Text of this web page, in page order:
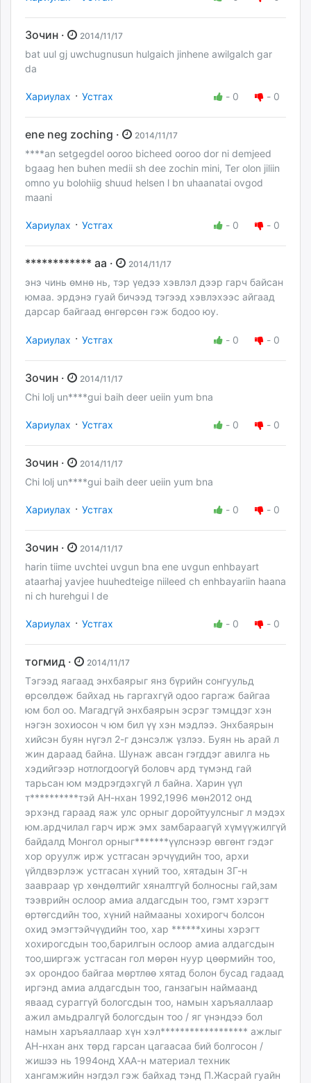
Зочин · 2014/11/17
bat uul gj uwchugnusun hulgaich jinhene awilgalch gar
da
Хариулах · Устгах - 0 - 0
ene neg zoching · 2014/11/17
****an setgegdel ooroo bicheed ooroo dor ni demjeed
bgaag hen buhen medii sh dee zochin mini, Ter olon jiliin
omno yu bolohiig shuud helsen l bn uhaanatai ovgod
maani
Хариулах · Устгах - 0 - 0
************ аа · 2014/11/17
энэ чинь өмнө нь, тэр үедээ хэвлэл дээр гарч байсан
юмаа. эрдэнэ гуай бичээд тэгээд хэвлэхээс айгаад
дарсар байгаад өнгөрсөн гэж бодоо юу.
Хариулах · Устгах - 0 - 0
Зочин · 2014/11/17
Chi lolj un****gui baih deer ueiin yum bna
Хариулах · Устгах - 0 - 0
Зочин · 2014/11/17
Chi lolj un****gui baih deer ueiin yum bna
Хариулах · Устгах - 0 - 0
Зочин · 2014/11/17
harin tiime uvchtei uvgun bna ene uvgun enhbayart
ataarhaj yavjee huuhedteige niileed ch enhbayariin haana
ni ch hurehgui l de
Хариулах · Устгах - 0 - 0
тогмид · 2014/11/17
Тэгээд яагаад энхбаярыг янз бүрийн сонгуульд
өрсөлдөж байхад нь гаргахгүй одоо гаргаж байгаа
юм бол оо. Магадгүй энхбаярын эсрэг тэмцдэг хэн
нэгэн зохиосон ч юм бил үү хэн мэдлээ. Энхбаярын
хийсэн буян нүгэл 2-г дэнсэлж үзлээ. Буян нь арай л
жин дараад байна. Шунаж авсан гэгддэг авилга нь
хэдийгээр нотлогдоогүй боловч ард түмэнд гай
тарьсан юм мэдрэгдэхгүй л байна. Харин үүл
т**********тэй АН-нхан 1992,1996 мөн2012 онд
эрхэнд гараад яаж улс орныг доройтуулсныг л мэдэх
юм.ардчилал гарч ирж эмх замбараагүй хүмүүжилгүй
байдалд Монгол орныг*******үүлснээр өвгөнт гэдэг
хор оруулж ирж устгасан эрчүүдийн тоо, архи
үйлдвэрлэж устгасан хүний тоо, хятадын ЗГ-н
заавраар үр хөндөлтийг хяналтгүй болносны гай,зам
тээврийн ослоор амиа алдагсдын тоо, гэмт хэрэгт
өртөгсдийн тоо, хүний наймааны хохирогч болсон
охид эмэгтэйчүүдийн тоо, хар ******хины хэрэгт
хохирогсдын тоо,барилгын ослоор амиа алдагсдын
тоо,ширгэж устгасан гол мөрөн нуур цөөрмийн тоо,
эх орондоо байгаа мөртлөө хятад болон бусад гадаад
иргэнд амиа алдагсдын тоо, ганзагын наймаанд
яваад сураггүй бологсдын тоо, намын харъяаллаар
ажил амьдралгүй бологсдын тоо / яг үнэндээ бол
намын харъяаллаар хүн хэл****************** ажлыг
АН-нхан анх төрд гарсан цагаасаа бий болгосон /
жишээ нь 1994онд ХАА-н материал техник
хангамжийн нэгдэл гэж байхад тэнд П.Жасрай гуайн